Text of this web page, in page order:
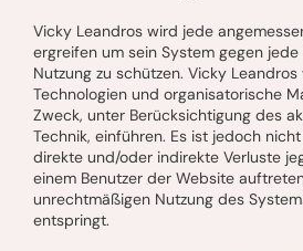
Vicky Leandros wird jede
ergreifen um sein System gegen
Nutzung zu schützen. Vicky
Technologien und organisatorische
Zweck, unter Berücksichtigung des
Technik, einführen. Es ist jedoch
direkte und/oder indirekte Verluste
einem Benutzer der Website
unrechtmäßigen Nutzung des
entspringt.